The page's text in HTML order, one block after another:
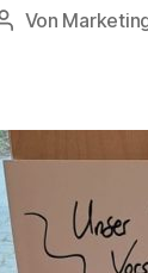
Beitragsautor
Von